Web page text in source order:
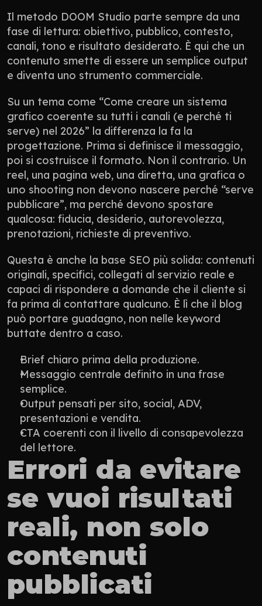
Il metodo DOOM Studio parte sempre da una
fase di lettura: obiettivo, pubblico, contesto,
canali, tono e risultato desiderato. È qui che un
contenuto smette di essere un semplice output
e diventa uno strumento commerciale.
Su un tema come “Come creare un sistema
grafico coerente su tutti i canali (e perché ti
serve) nel 2026” la differenza la fa la
progettazione. Prima si definisce il messaggio,
poi si costruisce il formato. Non il contrario. Un
reel, una pagina web, una diretta, una grafica o
uno shooting non devono nascere perché “serve
pubblicare”, ma perché devono spostare
qualcosa: fiducia, desiderio, autorevolezza,
prenotazioni, richieste di preventivo.
Questa è anche la base SEO più solida: contenuti
originali, specifici, collegati al servizio reale e
capaci di rispondere a domande che il cliente si
fa prima di contattare qualcuno. È lì che il blog
può portare guadagno, non nelle keyword
buttate dentro a caso.
Brief chiaro prima della produzione.
Messaggio centrale definito in una frase
semplice.
Output pensati per sito, social, ADV,
presentazioni e vendita.
CTA coerenti con il livello di consapevolezza
del lettore.
Errori da evitare
se vuoi risultati
reali, non solo
contenuti
pubblicati